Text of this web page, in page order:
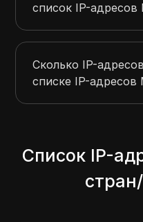
список IP-адресов
Сколько IP-
списке IP-адресов
Список IP-